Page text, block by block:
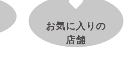
お気に入りの
店舗